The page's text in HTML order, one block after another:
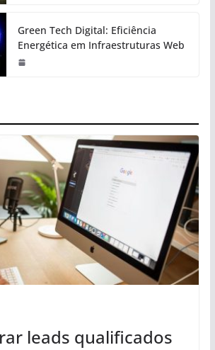
Green Tech Digital: Eficiência
Energética em Infraestruturas Web
leads qualificados